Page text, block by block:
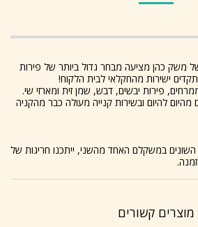
משק כהן מציעה מבחר גדול ביותר של פירות
ישירות מהחקלאי לבית הלקוח!
פירות יבשים, דבש, שמן זית ומארזי שי.
להיום ובשירות קנייה מעולה כבר מהקניה
השונים במשקלם האחד מהשני, ייתכנו חריגות של
מוצרים קשורים